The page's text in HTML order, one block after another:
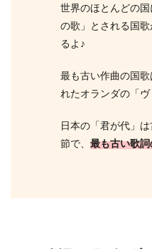
世界のほとんどの
の歌」とされる国
るよ♪
最も古い作曲の国
れたオランダの「ヴ
日本の「君が代」
節で、 最も古い歌